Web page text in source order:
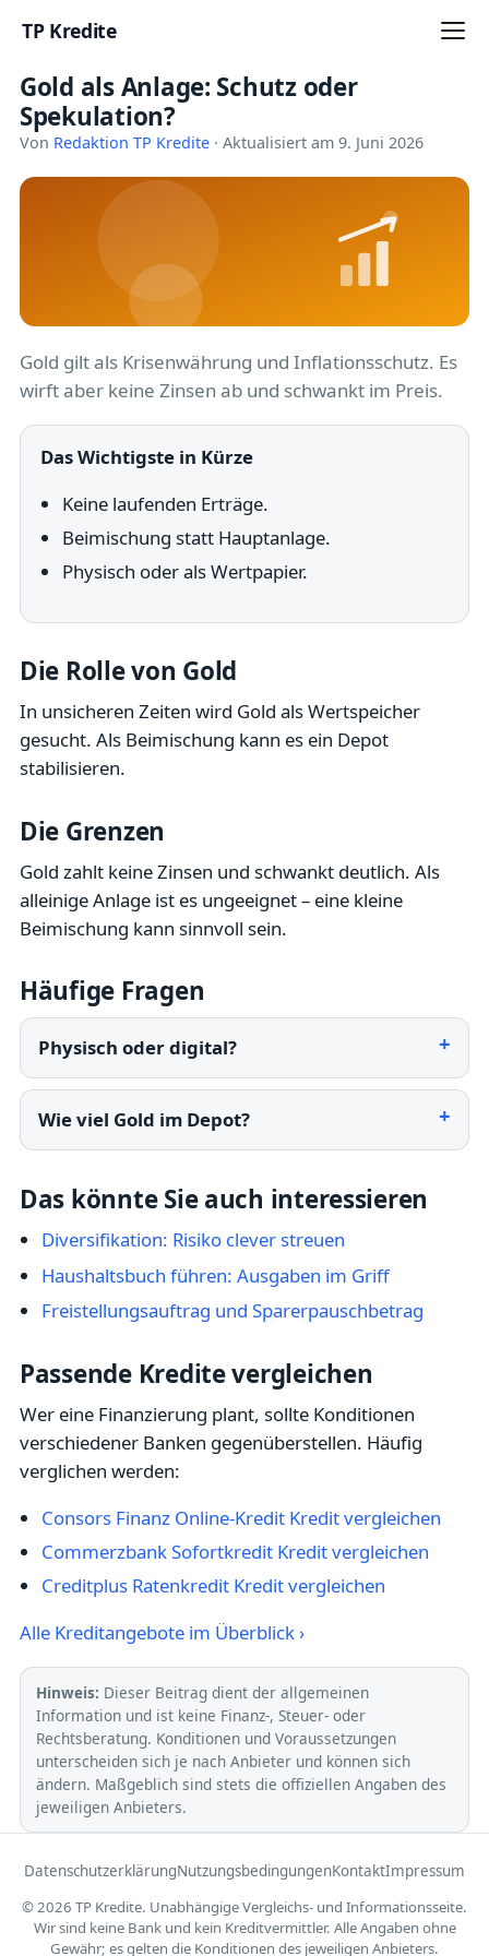
TP Kredite
Startseite
Kredite
Ratgeber
Versicherung
Baufinanzierung
Gold als Anlage: Schutz oder
Spekulation?
Von Redaktion TP Kredite · Aktualisiert am 9. Juni 2026
Gold gilt als Krisenwährung und Inflationsschutz. Es
wirft aber keine Zinsen ab und schwankt im Preis.
Das Wichtigste in Kürze
Keine laufenden Erträge.
Beimischung statt Hauptanlage.
Physisch oder als Wertpapier.
Die Rolle von Gold
In unsicheren Zeiten wird Gold als Wertspeicher
gesucht. Als Beimischung kann es ein Depot
stabilisieren.
Die Grenzen
Gold zahlt keine Zinsen und schwankt deutlich. Als
alleinige Anlage ist es ungeeignet – eine kleine
Beimischung kann sinnvoll sein.
Häufige Fragen
Physisch oder digital?
Wie viel Gold im Depot?
Das könnte Sie auch interessieren
Diversifikation: Risiko clever streuen
Haushaltsbuch führen: Ausgaben im Griff
Freistellungsauftrag und Sparerpauschbetrag
Passende Kredite vergleichen
Wer eine Finanzierung plant, sollte Konditionen
verschiedener Banken gegenüberstellen. Häufig
verglichen werden:
Consors Finanz Online-Kredit Kredit vergleichen
Commerzbank Sofortkredit Kredit vergleichen
Creditplus Ratenkredit Kredit vergleichen
Alle Kreditangebote im Überblick ›
Hinweis: Dieser Beitrag dient der allgemeinen
Information und ist keine Finanz-, Steuer- oder
Rechtsberatung. Konditionen und Voraussetzungen
unterscheiden sich je nach Anbieter und können sich
ändern. Maßgeblich sind stets die offiziellen Angaben des
jeweiligen Anbieters.
DatenschutzerklärungNutzungsbedingungenKontaktImpressum
© 2026 TP Kredite. Unabhängige Vergleichs- und Informationsseite.
Wir sind keine Bank und kein Kreditvermittler. Alle Angaben ohne
Gewähr; es gelten die Konditionen des jeweiligen Anbieters.